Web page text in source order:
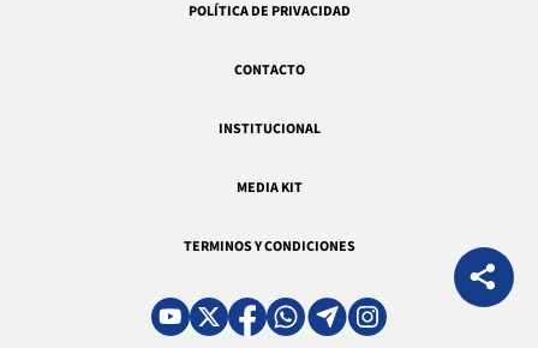
POLÍTICA DE PRIVACIDAD
CONTACTO
INSTITUCIONAL
MEDIA KIT
TERMINOS Y CONDICIONES